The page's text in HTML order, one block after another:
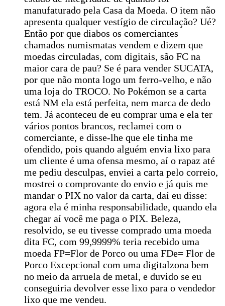
manufaturado pela Casa da Moeda. O item não
apresenta qualquer vestígio de circulação? Ué?
Então por que diabos os comerciantes
chamados numismatas vendem e dizem que
moedas circuladas, com digitais, são FC na
maior cara de pau? Se é para vender SUCATA,
por que não monta logo um ferro-velho, e não
uma loja do TROCO. No Pokémon se a carta
está NM ela está perfeita, nem marca de dedo
tem. Já aconteceu de eu comprar uma e ela ter
vários pontos brancos, reclamei com o
comerciante, e disse-lhe que ele tinha me
ofendido, pois quando alguém envia lixo para
um cliente é uma ofensa mesmo, aí o rapaz até
me pediu desculpas, enviei a carta pelo correio,
mostrei o comprovante do envio e já quis me
mandar o PIX no valor da carta, daí eu disse:
agora ela é minha responsabilidade, quando ela
chegar aí você me paga o PIX. Beleza,
resolvido, se eu tivesse comprado uma moeda
dita FC, com 99,9999% teria recebido uma
moeda FP=Flor de Porco ou uma FDe= Flor de
Porco Excepcional com uma digitalzona bem
no meio da arruela de metal, e duvido se eu
conseguiria devolver esse lixo para o vendedor
lixo que me vendeu.